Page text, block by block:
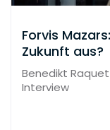
Forvis
Zukunft aus?
Benedikt
Interview